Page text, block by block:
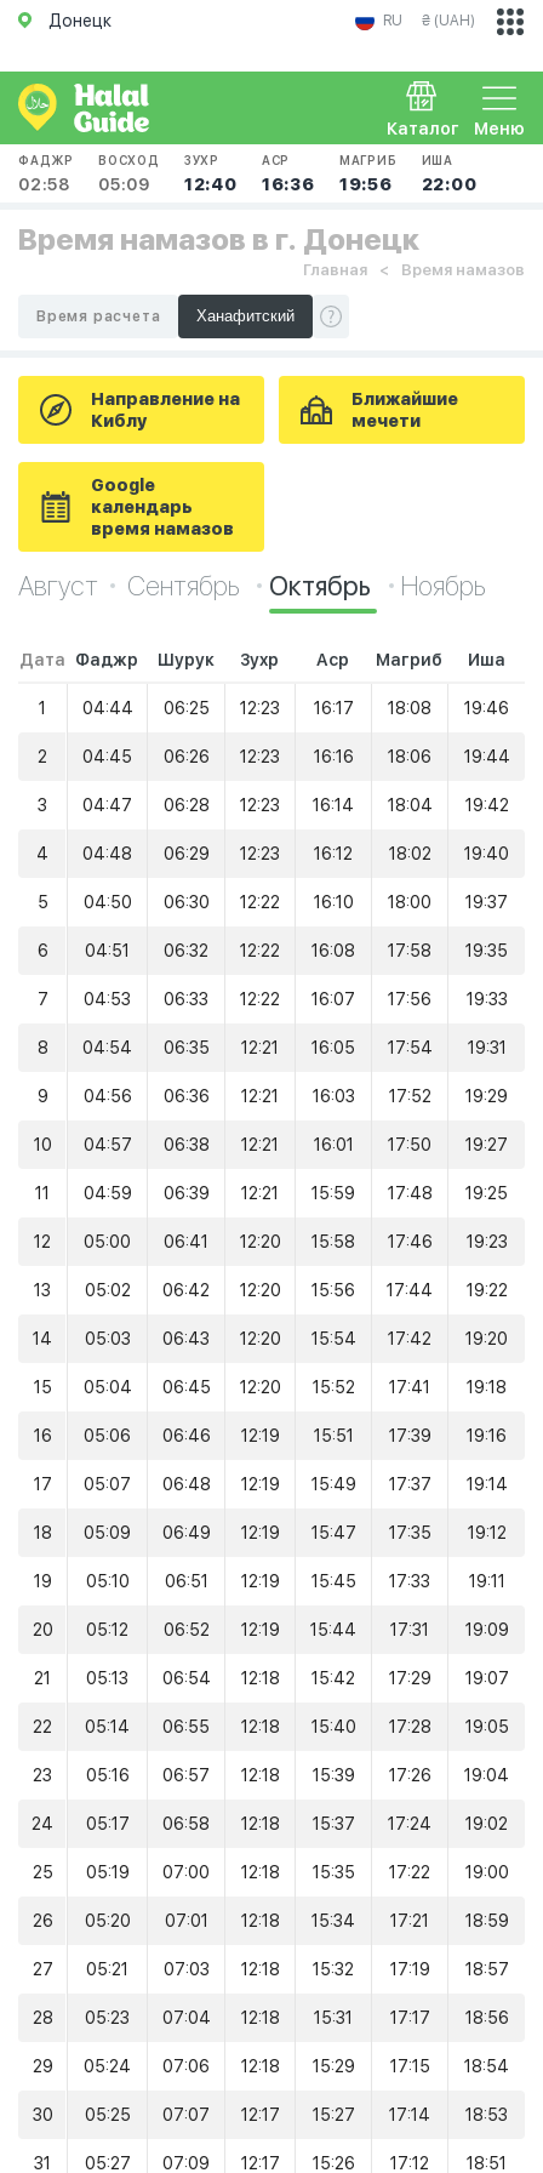
Донецк RU ₴ (UAH)
Меню
Каталог
ФАДЖР
02:58
ВОСХОД
05:09
ЗУХР
12:40
АСР
16:36
МАГРИБ
19:56
ИША
22:00
Время намазов в г. Донецк
Главная Время намазов
Время расчета
Направление на
Киблу
Ближайшие
мечети
Google
календарь
время намазов
Август Сентябрь Октябрь Ноябрь
Дата Фаджр Шурук Зухр Аср Магриб Иша
1 04:44 06:25 12:23 16:17 18:08 19:46
2 04:45 06:26 12:23 16:16 18:06 19:44
3 04:47 06:28 12:23 16:14 18:04 19:42
4 04:48 06:29 12:23 16:12 18:02 19:40
5 04:50 06:30 12:22 16:10 18:00 19:37
6 04:51 06:32 12:22 16:08 17:58 19:35
7 04:53 06:33 12:22 16:07 17:56 19:33
8 04:54 06:35 12:21 16:05 17:54 19:31
9 04:56 06:36 12:21 16:03 17:52 19:29
10 04:57 06:38 12:21 16:01 17:50 19:27
11 04:59 06:39 12:21 15:59 17:48 19:25
12 05:00 06:41 12:20 15:58 17:46 19:23
13 05:02 06:42 12:20 15:56 17:44 19:22
14 05:03 06:43 12:20 15:54 17:42 19:20
15 05:04 06:45 12:20 15:52 17:41 19:18
16 05:06 06:46 12:19 15:51 17:39 19:16
17 05:07 06:48 12:19 15:49 17:37 19:14
18 05:09 06:49 12:19 15:47 17:35 19:12
19 05:10 06:51 12:19 15:45 17:33 19:11
20 05:12 06:52 12:19 15:44 17:31 19:09
21 05:13 06:54 12:18 15:42 17:29 19:07
22 05:14 06:55 12:18 15:40 17:28 19:05
23 05:16 06:57 12:18 15:39 17:26 19:04
24 05:17 06:58 12:18 15:37 17:24 19:02
25 05:19 07:00 12:18 15:35 17:22 19:00
26 05:20 07:01 12:18 15:34 17:21 18:59
27 05:21 07:03 12:18 15:32 17:19 18:57
28 05:23 07:04 12:18 15:31 17:17 18:56
29 05:24 07:06 12:18 15:29 17:15 18:54
30 05:25 07:07 12:17 15:27 17:14 18:53
31 05:27 07:09 12:17 15:26 17:12 18:51